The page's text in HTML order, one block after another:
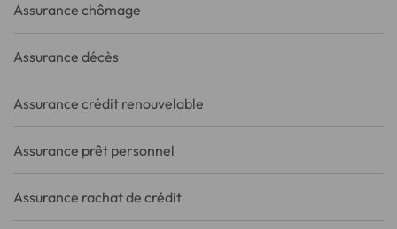
Assurance chômage
Assurance décès
Assurance crédit renouvelable
Assurance prêt personnel
Assurance rachat de crédit